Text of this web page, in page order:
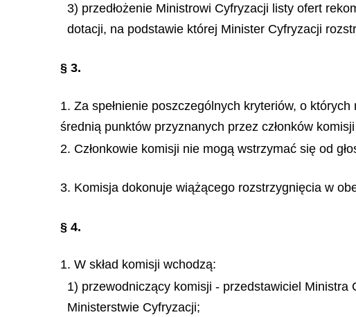
3) przedłożenie Ministrowi Cyfryzacji listy ofert
dotacji, na podstawie której Minister Cyfryzacji
§ 3.
1. Za spełnienie poszczególnych kryteriów, o
średnią punktów przyznanych przez członków
2. Członkowie komisji nie mogą wstrzymać się od
3. Komisja dokonuje wiążącego rozstrzygnięcia w
§ 4.
1. W skład komisji wchodzą:
1) przewodniczący komisji - przedstawiciel
Ministerstwie Cyfryzacji;